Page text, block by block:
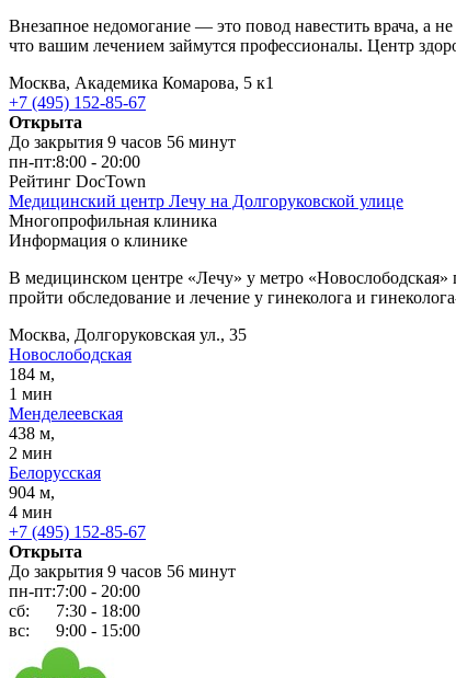
Внезапное недомогание — это повод навестить врача, а
что вашим лечением займутся профессионалы. Центр
Москва, Академика Комарова, 5 к1
+7 (495) 152-85-67
Открыта
До закрытия 9 часов 56 минут
пн-пт:8:00 - 20:00
Рейтинг DocTown
Медицинский центр Лечу на Долгоруковской улице
Многопрофильная клиника
Информация о клинике
В медицинском центре «Лечу» у метро
пройти обследование и лечение у гинеколога и
Москва, Долгоруковская ул., 35
Новослободская
184 м,
1 мин
Менделеевская
438 м,
2 мин
Белорусская
904 м,
4 мин
+7 (495) 152-85-67
Открыта
До закрытия 9 часов 56 минут
пн-пт:7:00 - 20:00
сб:
7:30 - 18:00
вс:
9:00 - 15:00